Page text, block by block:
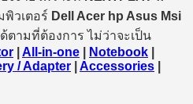
วเตอร์ Dell Acer hp Asus Msi
ามที่ต้องการ ไม่ว่าจะเป็น
All-in-one Notebook
/ Adapter Accessories